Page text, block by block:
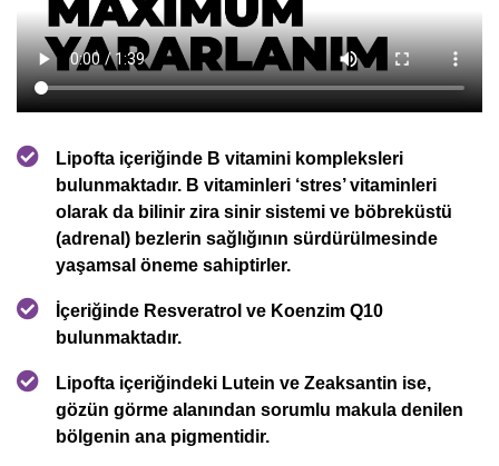
Lipofta içeriğinde B vitamini kompleksleri
bulunmaktadır. B vitaminleri ‘stres’ vitaminleri
olarak da bilinir zira sinir sistemi ve böbreküstü
(adrenal) bezlerin sağlığının sürdürülmesinde
yaşamsal öneme sahiptirler.
İçeriğinde Resveratrol ve Koenzim Q10
bulunmaktadır.
Lipofta içeriğindeki Lutein ve Zeaksantin ise,
gözün görme alanından sorumlu makula denilen
bölgenin ana pigmentidir.